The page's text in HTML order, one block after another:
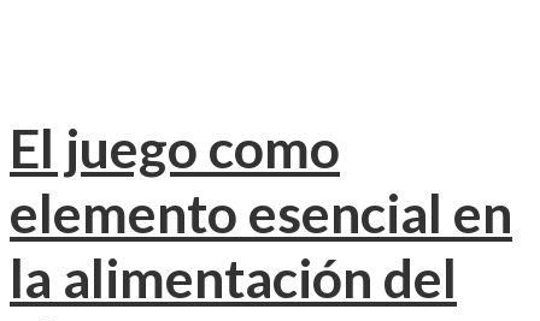
El juego como
elemento esencial en
la alimentación del